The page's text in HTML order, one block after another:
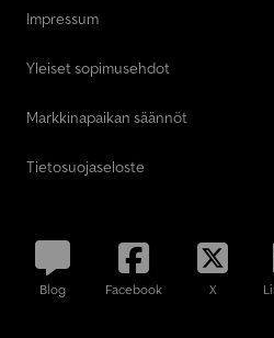
Impressum
Yleiset sopimusehdot
Markkinapaikan säännöt
Tietosuojaseloste
Blog Facebook X